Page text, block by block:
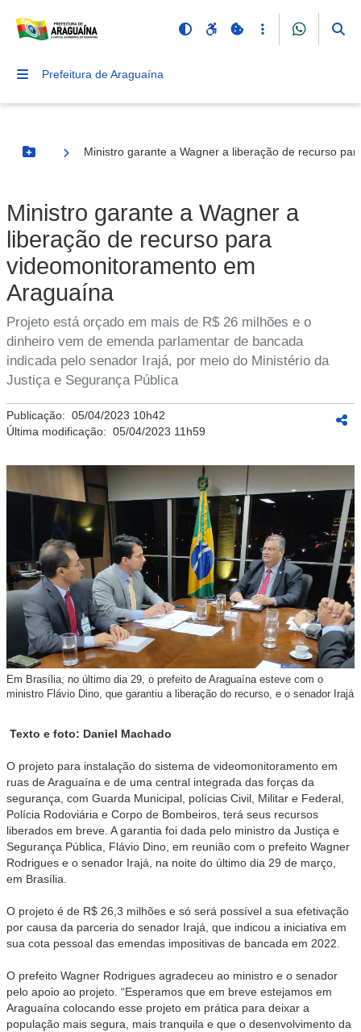
Prefeitura de Araguaína
Botão Menu
Ministro garante a Wagner a liberação de recurso
Ministro garante a Wagner a
liberação de recurso para
videomonitoramento em
Araguaína
Projeto está orçado em mais de R$ 26 milhões e o
dinheiro vem de emenda parlamentar de bancada
indicada pelo senador Irajá, por meio do Ministério da
Justiça e Segurança Pública
Publicação: 05/04/2023 10h42
Última modificação: 05/04/2023 11h59
Em Brasília, no último dia 29, o prefeito de Araguaína esteve com o
ministro Flávio Dino, que garantiu a liberação do recurso, e o senador Irajá
Texto e foto: Daniel Machado
O projeto para instalação do sistema de videomonitoramento em
ruas de Araguaína e de uma central integrada das forças da
segurança, com Guarda Municipal, polícias Civil, Militar e Federal,
Polícia Rodoviária e Corpo de Bombeiros, terá seus recursos
liberados em breve. A garantia foi dada pelo ministro da Justiça e
Segurança Pública, Flávio Dino, em reunião com o prefeito Wagner
Rodrigues e o senador Irajá, na noite do último dia 29 de março,
em Brasília.
O projeto é de R$ 26,3 milhões e só será possível a sua efetivação
por causa da parceria do senador Irajá, que indicou a iniciativa em
sua cota pessoal das emendas impositivas de bancada em 2022.
O prefeito Wagner Rodrigues agradeceu ao ministro e o senador
pelo apoio ao projeto. “Esperamos que em breve estejamos em
Araguaína colocando esse projeto em prática para deixar a
população mais segura, mais tranquila e que o desenvolvimento da